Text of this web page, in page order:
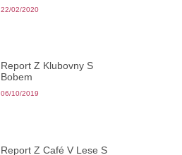
22/02/2020
Report Z Klubovny S
Bobem
06/10/2019
Report Z Café V Lese S